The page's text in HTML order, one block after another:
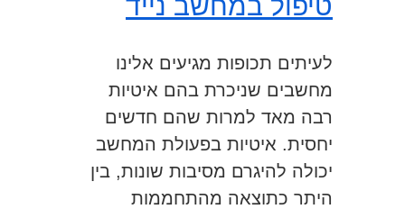
לעיתים תכופות מגיעים אלינו
מחשבים שניכרת בהם איטיות
רבה מאד למרות שהם חדשים
יחסית. איטיות בפעולת המחשב
יכולה להיגרם מסיבות שונות, בין
היתר כתוצאה מהתחממות